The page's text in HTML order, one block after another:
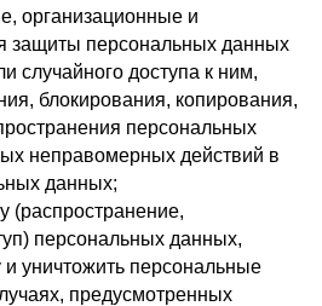
организационные и
защиты персональных данных
случайного доступа к ним,
блокирования, копирования,
персональных
неправомерных действий в
данных;
(распространение,
персональных данных,
и уничтожить персональные
предусмотренных